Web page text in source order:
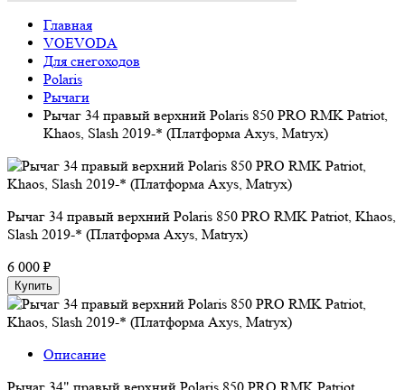
Главная
VOEVODA
Для снегоходов
Polaris
Рычаги
Рычаг 34 правый верхний Polaris 850 PRO RMK Patriot,
Khaos, Slash 2019-* (Платформа Axys, Matryx)
Рычаг 34 правый верхний Polaris 850 PRO RMK Patriot, Khaos,
Slash 2019-* (Платформа Axys, Matryx)
6 000 ₽
Купить
Описание